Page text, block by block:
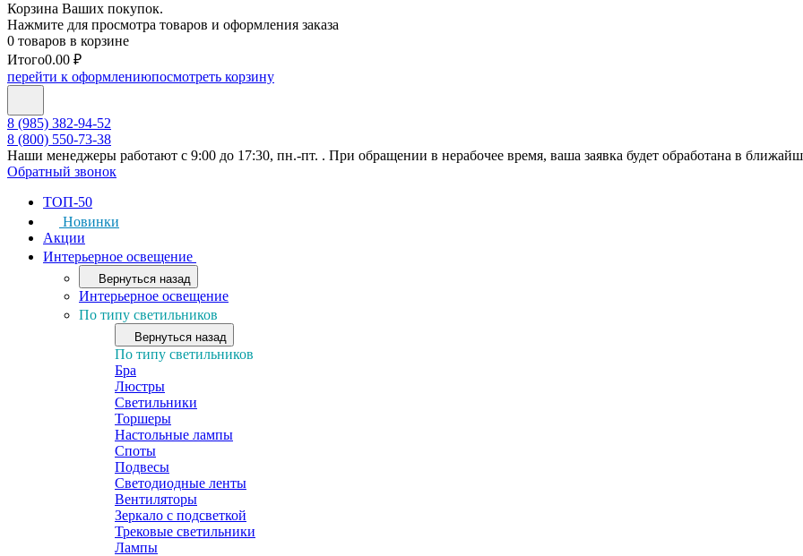
Корзина Ваших покупок.
Нажмите для просмотра товаров и оформления заказа
0 товаров в корзине
Итого0.00 ₽
перейти к оформлениюпосмотреть корзину
8 (985) 382-94-52
8 (800) 550-73-38
Наши менеджеры работают с 9:00 до 17:30, пн.-пт. . При обращении в нерабочее время, ваша заявка будет обработана в
Обратный звонок
ТОП-50
Новинки
Акции
Интерьерное освещение
Вернуться назад
Интерьерное освещение
По типу светильников
Вернуться назад
По типу светильников
Бра
Люстры
Светильники
Торшеры
Настольные лампы
Споты
Подвесы
Светодиодные ленты
Вентиляторы
Зеркало с подсветкой
Трековые светильники
Лампы